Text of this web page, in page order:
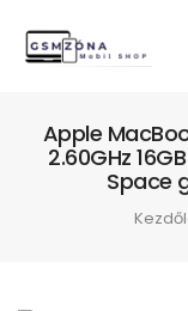
Apple
2.60GHz
Space